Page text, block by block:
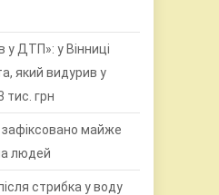
ДТП»: у Вінниці
який видурив у
тис. грн
зафіксовано майже
людей
стрибка у воду